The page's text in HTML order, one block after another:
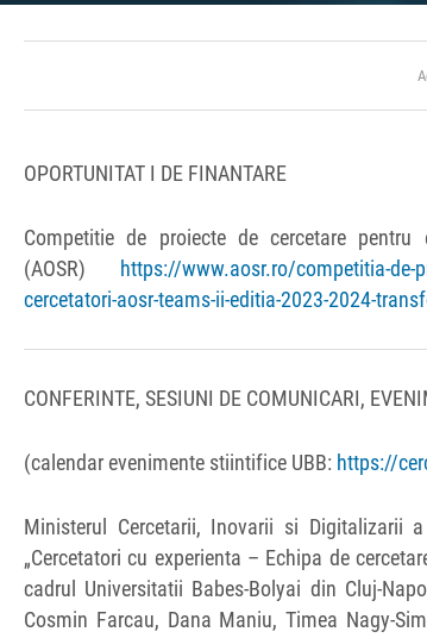
OPORTUNITAT I DE FINANTARE
Competitie de proiecte de cercetare
(AOSR)
https://www.aosr.ro/competitia-de-
cercetatori-aosr-teams-ii-editia-2023-2024-
CONFERINTE, SESIUNI DE COMUNICARI,
(calendar evenimente stiintifice UBB: https://
Ministerul Cercetarii, Inovarii si Digitalizarii
„Cercetatori cu experienta – Echipa de
cadrul Universitatii Babes-Bolyai din Cluj-
Cosmin Farcau, Dana Maniu, Timea Nagy-